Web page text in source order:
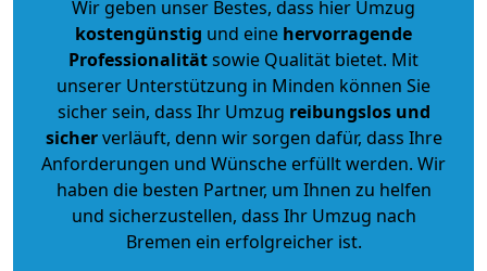
Wir geben unser Bestes, dass hier Umzug
kostengünstig und eine hervorragende
Professionalitätsowie Qualität bietet. Mit
unserer Unterstützung in Minden können Sie
sicher sein, dass Ihr Umzug reibungslos und
sicherverläuft, denn wir sorgen dafür, dass Ihre
Anforderungen und Wünsche erfüllt werden. Wir
haben die besten Partner, um Ihnen zu helfen
und sicherzustellen, dass Ihr Umzug nach
Bremen ein erfolgreicher ist.